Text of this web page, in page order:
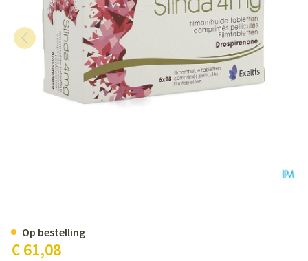
€ 61,08
Op bestelling